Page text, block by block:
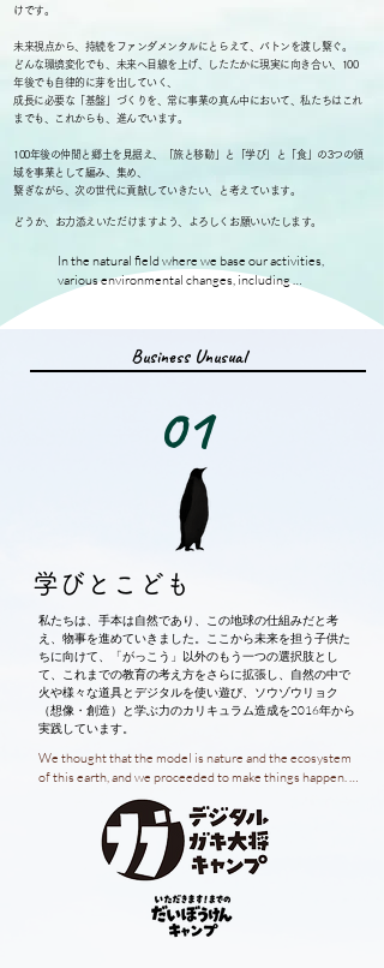
けです。
未来視点から、持続をファンダメンタルにとらえて、バトンを渡し繋ぐ。
どんな環境変化でも、未来へ目線を上げ、したたかに現実に向き合い、100
年後でも自律的に芽を出していく、
成長に必要な「基盤」づくりを、常に事業の真ん中において、私たちはこれ
までも、これからも、進んでいます。
100年後の仲間と郷土を見据え、
「旅と移動」と「学び」と「食」の3つの領
域を事業として編み、集め、
繋ぎながら、次の世代に貢献していきたい、と考えています。
​どうか、お力添えいただけますよう、よろしくお願いいたします。
In the natural field where we base our activities,
various environmental changes, including
weather conditions such as rain, wind, snow, and
crisis in the environment is a common occurrence
for organisms interacting with nature. Even in
soil, light, water, and wind, in other words, with a
foundation, will sprout new shoots without fail
when the cold winter ends, and the snow melts to
welcome spring. Because living organisms have
always devised strategies to connect seeds and
have persevered with robust vitality in any
environment, they are here right in front of us
Taking a future perspective, considering
baton. Facing any environmental change with a
gaze toward the future, looking reality squarely in
the eye, and always having the foundation to
sprout autonomously for growth — these are the
foundations that we are always placing at the core
of our business.
From a future perspective, looking at the
community and companionship a hundred years
from now, we aim to contribute to the next
generation by weaving, gathering, and connecting
the three domains of "travel and mobility,"
"learning," and "food" as business. We hope for
your support as we embark on this journey.
Business Unusual
01
​学びとこども
私たちは、手本は自然であり、この地球の仕組みだと考
え、物事を進めていきました。ここから未来を担う子供た
ちに向けて、「がっこう」以外のもう一つの選択肢とし
て、これまでの教育の考え方をさらに拡張し、自然の中で
火や様々な道具とデジタルを使い遊び、ソウゾウリョク
（想像・創造）と学ぶ力のカリキュラム造成を2016年から
実践しています。
​We thought that the model is nature and the ecosystem
of this earth, and we proceeded to make things happen.
From here, as another option other than "school," for
children who will be the leaders of the future, we have
further extended our previous educational approach and
have been practicing since 2016 the creation of a
curriculum for children to play in nature using fire, various
tools and digital technology, and the power of sōzōryoku
(imagination and creation) and learning.